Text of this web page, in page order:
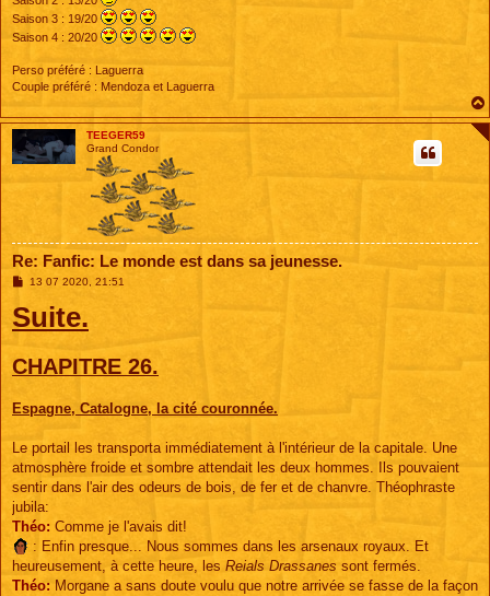
Saison 3 : 19/20
Saison 4 : 20/20
Perso préféré : Laguerra
Couple préféré : Mendoza et Laguerra
TEEGER59
Grand Condor
Re: Fanfic: Le monde est dans sa jeunesse.
M
s
s
a
e
13 07 2020, 21:51
Suite.
CHAPITRE 26.
Espagne, Catalogne, la cité couronnée.
Le portail les transporta immédiatement à l'intérieur de la capitale. Une
atmosphère froide et sombre attendait les deux hommes. Ils pouvaient
sentir dans l'air des odeurs de bois, de fer et de chanvre. Théophraste
jubila:
Théo: Comme je l'avais dit!
: Enfin presque... Nous sommes dans les arsenaux royaux. Et
heureusement, à cette heure, les Reials Drassanes sont fermés.
Théo: Morgane a sans doute voulu que notre arrivée se fasse de la façon